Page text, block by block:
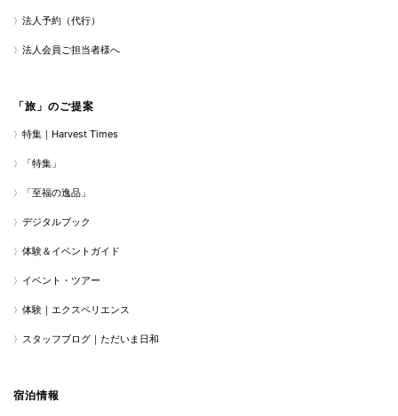
法人予約（代行）
法人会員ご担当者様へ
「旅」のご提案
特集｜Harvest Times
「特集」
「至福の逸品」
デジタルブック
体験＆イベントガイド
イベント・ツアー
体験｜エクスペリエンス
スタッフブログ｜ただいま日和
宿泊情報